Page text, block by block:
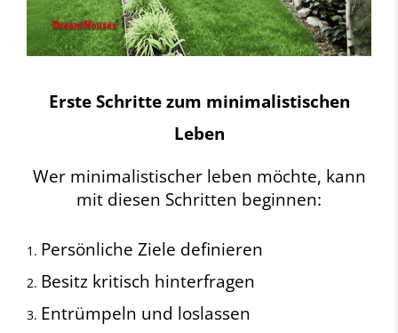
Erste Schritte zum minimalistischen
Leben
Wer minimalistischer leben möchte, kann
mit diesen Schritten beginnen:
Persönliche Ziele definieren
Besitz kritisch hinterfragen
Entrümpeln und loslassen